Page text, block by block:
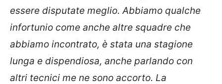
essere disputate meglio. Abbiamo qualche
infortunio come anche altre squadre che
abbiamo incontrato, è stata una stagione
lunga e dispendiosa, anche parlando con
altri tecnici me ne sono accorto. La